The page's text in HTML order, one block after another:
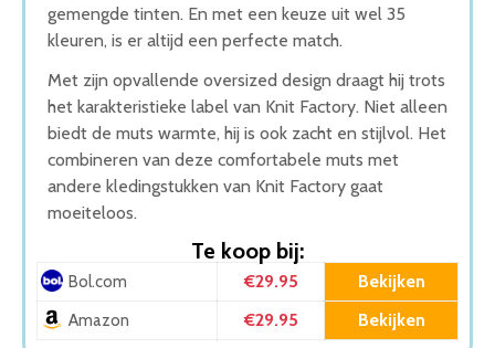
gemengde tinten. En met een keuze uit wel 35
kleuren, is er altijd een perfecte match.
Met zijn opvallende oversized design draagt hij trots
het karakteristieke label van Knit Factory. Niet alleen
biedt de muts warmte, hij is ook zacht en stijlvol. Het
combineren van deze comfortabele muts met
andere kledingstukken van Knit Factory gaat
moeiteloos.
Te koop bij:
Bol.com €29.95 Bekijken
Amazon €29.95 Bekijken